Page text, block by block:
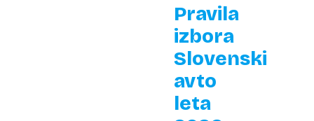
Pravila
izbora
Slovenski
avto
leta